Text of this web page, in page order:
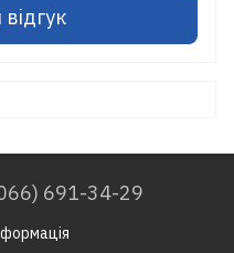
691-34-29